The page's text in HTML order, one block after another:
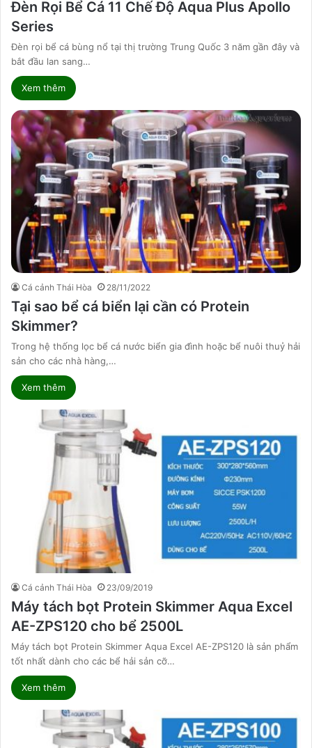
Đèn Rọi Bể Cá 11 Chế Độ Aqua Plus Apollo
Series
Đèn rọi bể cá bùng nổ tại thị trường Trung Quốc 3 năm gần đây và
bắt đầu lan sang…
Xem thêm
Cá cảnh Thái Hòa 28/11/2022
Tại sao bể cá biển lại cần có Protein
Skimmer?
Trong hệ thống lọc bể cá nước biển gia đình hoặc bể nuôi thuỷ hải
sản cho các nhà hàng,…
Xem thêm
Cá cảnh Thái Hòa 23/09/2019
Máy tách bọt Protein Skimmer Aqua Excel
AE-ZPS120 cho bể 2500L
Máy tách bọt Protein Skimmer Aqua Excel AE-ZPS120 là sản phẩm
tốt nhất dành cho các bể hải sản cỡ…
Xem thêm